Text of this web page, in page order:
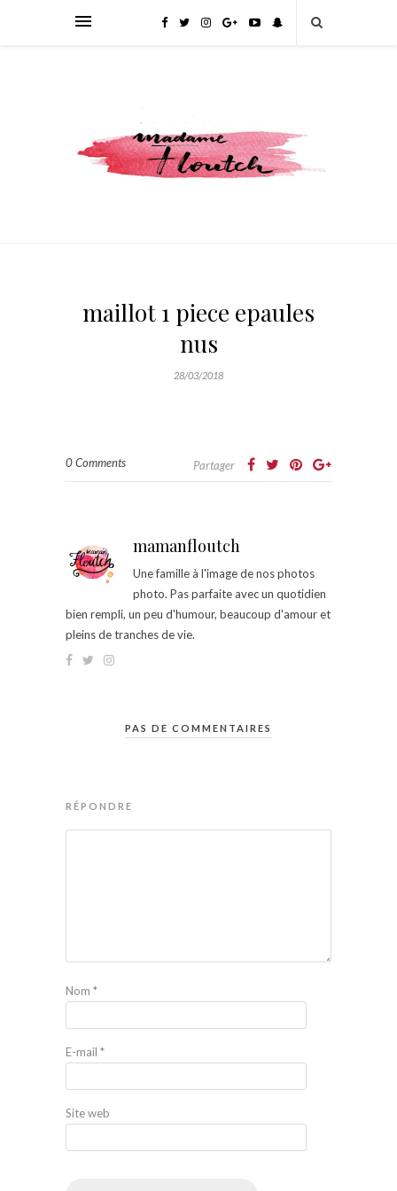
maillot 1 piece epaules
nus
28/03/2018
0 Comments Partager
mamanfloutch
Une famille à l'image de nos photos
photo. Pas parfaite avec un quotidien
bien rempli, un peu d'humour, beaucoup d'amour et
pleins de tranches de vie.
PAS DE COMMENTAIRES
RÉPONDRE
Nom *
E-mail *
Site web